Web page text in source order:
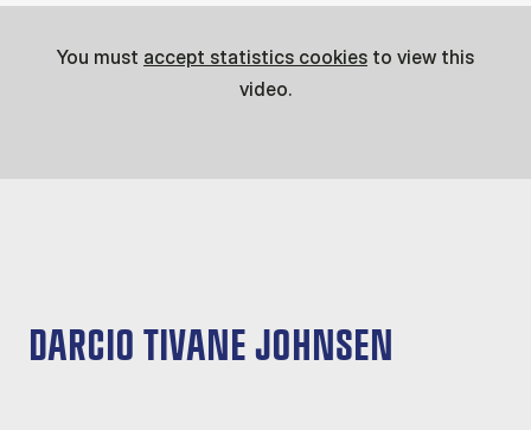
DARCIO TIVANE JOHNSEN
You must accept statistics cookies to view this
video.